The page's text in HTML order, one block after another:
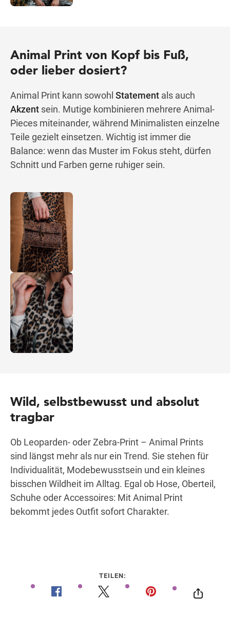
Animal Print von Kopf bis Fuß,
oder lieber dosiert?
Animal Print kann sowohl Statement als auch
Akzent sein. Mutige kombinieren mehrere Animal-
Pieces miteinander, während Minimalisten einzelne
Teile gezielt einsetzen. Wichtig ist immer die
Balance: wenn das Muster im Fokus steht, dürfen
Schnitt und Farben gerne ruhiger sein.
Wild, selbstbewusst und absolut
tragbar
Ob Leoparden- oder Zebra-Print – Animal Prints
sind längst mehr als nur ein Trend. Sie stehen für
Individualität, Modebewusstsein und ein kleines
bisschen Wildheit im Alltag. Egal ob Hose, Oberteil,
Schuhe oder Accessoires: Mit Animal Print
bekommt jedes Outfit sofort Charakter.
TEILEN: